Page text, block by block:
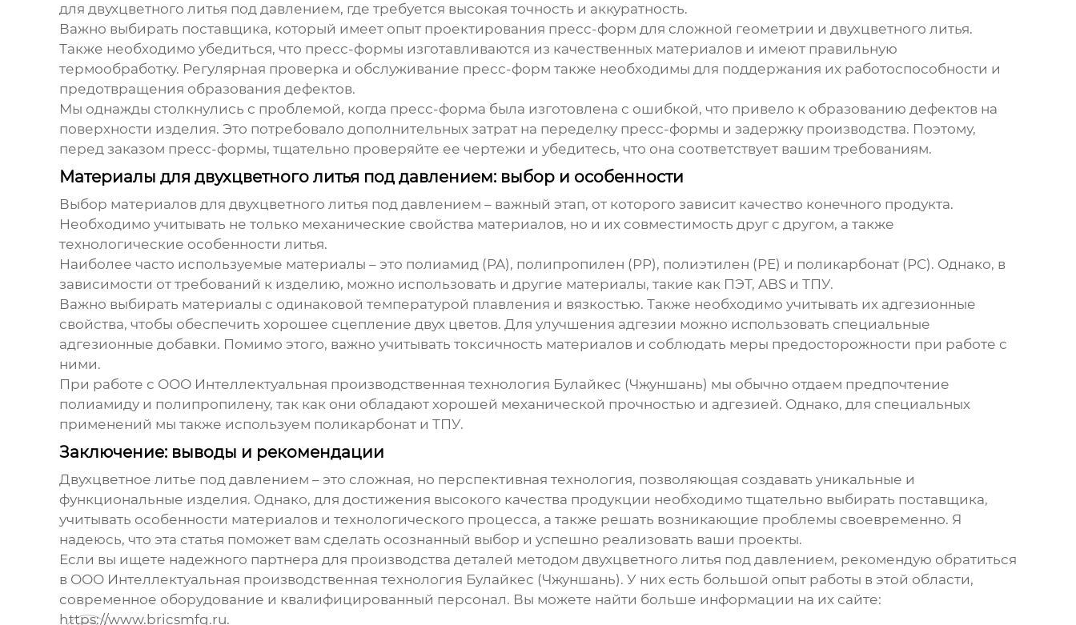
для двухцветного литья под давлением, где требуется высокая точность и аккуратность.
Важно выбирать поставщика, который имеет опыт проектирования пресс-форм для сложной геометрии и двухцветного литья.
Также необходимо убедиться, что пресс-формы изготавливаются из качественных материалов и имеют правильную
термообработку. Регулярная проверка и обслуживание пресс-форм также необходимы для поддержания их работоспособности и
предотвращения образования дефектов.
Мы однажды столкнулись с проблемой, когда пресс-форма была изготовлена с ошибкой, что привело к образованию дефектов на
поверхности изделия. Это потребовало дополнительных затрат на переделку пресс-формы и задержку производства. Поэтому,
перед заказом пресс-формы, тщательно проверяйте ее чертежи и убедитесь, что она соответствует вашим требованиям.
Материалы для двухцветного литья под давлением: выбор и особенности
Выбор материалов для двухцветного литья под давлением – важный этап, от которого зависит качество конечного продукта.
Необходимо учитывать не только механические свойства материалов, но и их совместимость друг с другом, а также
технологические особенности литья.
Наиболее часто используемые материалы – это полиамид (PA), полипропилен (PP), полиэтилен (PE) и поликарбонат (PC). Однако, в
зависимости от требований к изделию, можно использовать и другие материалы, такие как ПЭТ, ABS и ТПУ.
Важно выбирать материалы с одинаковой температурой плавления и вязкостью. Также необходимо учитывать их адгезионные
свойства, чтобы обеспечить хорошее сцепление двух цветов. Для улучшения адгезии можно использовать специальные
адгезионные добавки. Помимо этого, важно учитывать токсичность материалов и соблюдать меры предосторожности при работе с
ними.
При работе с ООО Интеллектуальная производственная технология Булайкес (Чжуншань) мы обычно отдаем предпочтение
полиамиду и полипропилену, так как они обладают хорошей механической прочностью и адгезией. Однако, для специальных
применений мы также используем поликарбонат и ТПУ.
Заключение: выводы и рекомендации
Двухцветное литье под давлением – это сложная, но перспективная технология, позволяющая создавать уникальные и
функциональные изделия. Однако, для достижения высокого качества продукции необходимо тщательно выбирать поставщика,
учитывать особенности материалов и технологического процесса, а также решать возникающие проблемы своевременно. Я
надеюсь, что эта статья поможет вам сделать осознанный выбор и успешно реализовать ваши проекты.
Если вы ищете надежного партнера для производства деталей методом двухцветного литья под давлением, рекомендую обратиться
в ООО Интеллектуальная производственная технология Булайкес (Чжуншань). У них есть большой опыт работы в этой области,
современное оборудование и квалифицированный персонал. Вы можете найти больше информации на их сайте:
https://www.bricsmfg.ru.